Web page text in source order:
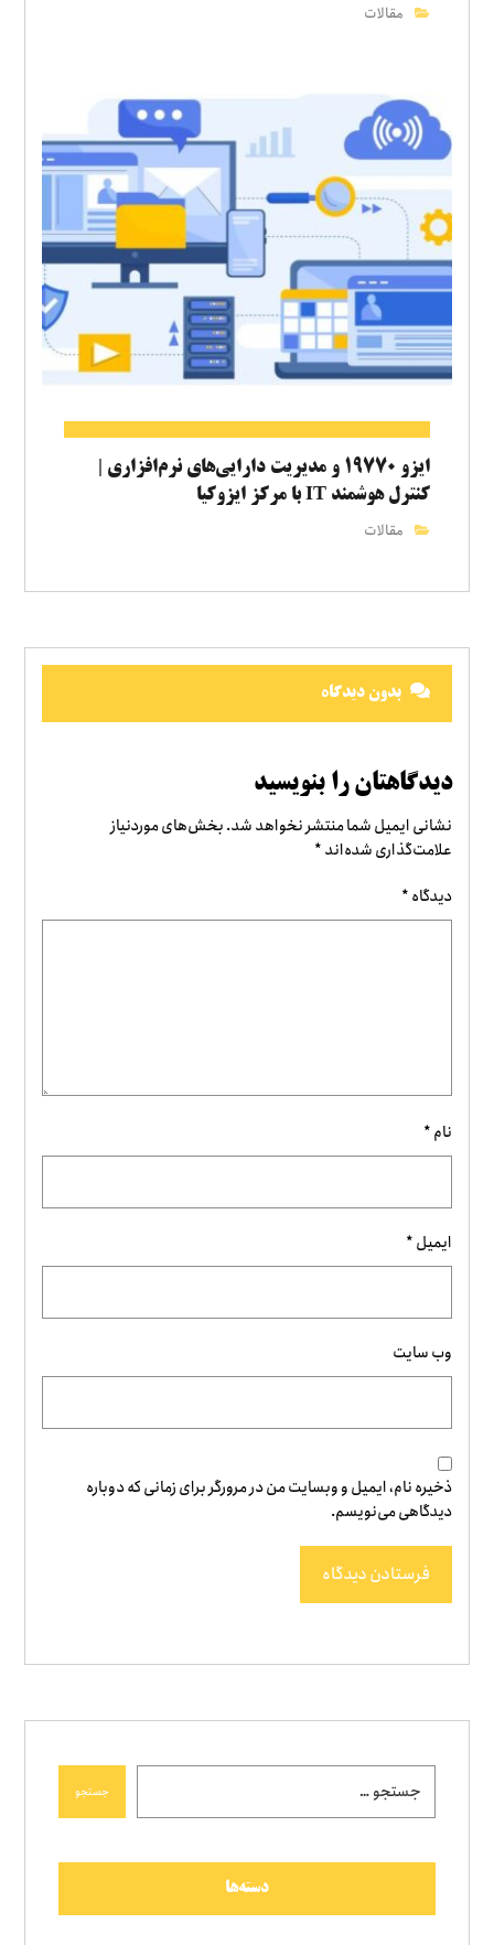
مقالات
ایزو ۱۹۷۷۰ و مدیریت دارایی‌های نرم‌افزاری |
کنترل هوشمند IT با مرکز ایزوکیا
مقالات
بدون دیدگاه
دیدگاهتان را بنویسید
نشانی ایمیل شما منتشر نخواهد شد.بخش‌های موردنیاز
علامت‌گذاری شده‌اند*
دیدگاه*
نام*
ایمیل*
وب‌ سایت
ذخیره نام، ایمیل و وبسایت من در مرورگر برای زمانی که دوباره
دیدگاهی می‌نویسم.
فرستادن دیدگاه
جستجو
دسته‌ها